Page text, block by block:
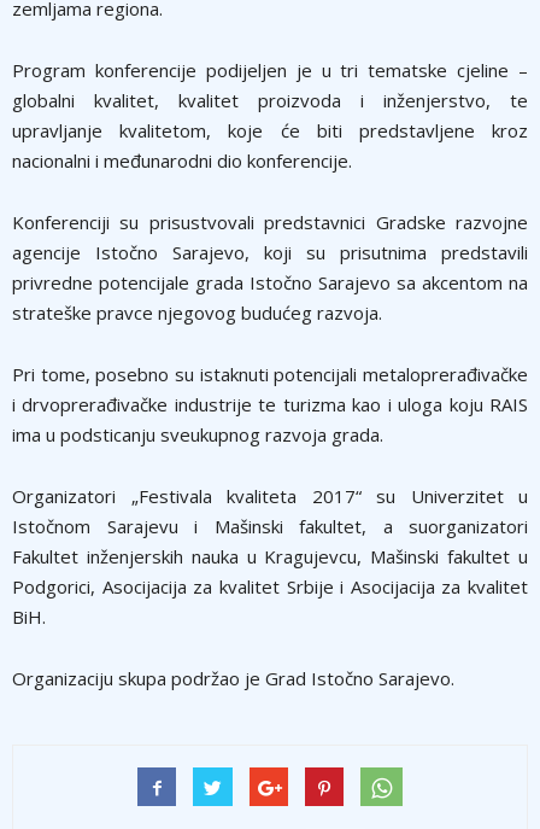
zemljama regiona.
Program konferencije podijeljen je u tri tematske cjeline –
globalni kvalitet, kvalitet proizvoda i inženjerstvo, te
upravljanje kvalitetom, koje će biti predstavljene kroz
nacionalni i međunarodni dio konferencije.
Konferenciji su prisustvovali predstavnici Gradske razvojne
agencije Istočno Sarajevo, koji su prisutnima predstavili
privredne potencijale grada Istočno Sarajevo sa akcentom na
strateške pravce njegovog budućeg razvoja.
Pri tome, posebno su istaknuti potencijali metaloprerađivačke
i drvoprerađivačke industrije te turizma kao i uloga koju RAIS
ima u podsticanju sveukupnog razvoja grada.
Organizatori „Festivala kvaliteta 2017“ su Univerzitet u
Istočnom Sarajevu i Mašinski fakultet, a suorganizatori
Fakultet inženjerskih nauka u Kragujevcu, Mašinski fakultet u
Podgorici, Asocijacija za kvalitet Srbije i Asocijacija za kvalitet
BiH.
Organizaciju skupa podržao je Grad Istočno Sarajevo.